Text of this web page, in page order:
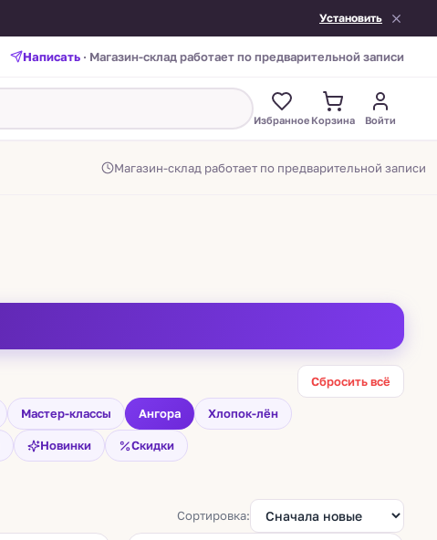
Установить
Написать · Магазин-склад работает по предварительной записи
Избранное Корзина Войти
Магазин-склад работает по предварительной записи
Сбросить всё
Мастер-классы Ангора Хлопок-лён
Новинки Скидки
Сортировка:
ZEGNA BARUFFA